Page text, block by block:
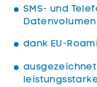
SMS- und
dank EU-